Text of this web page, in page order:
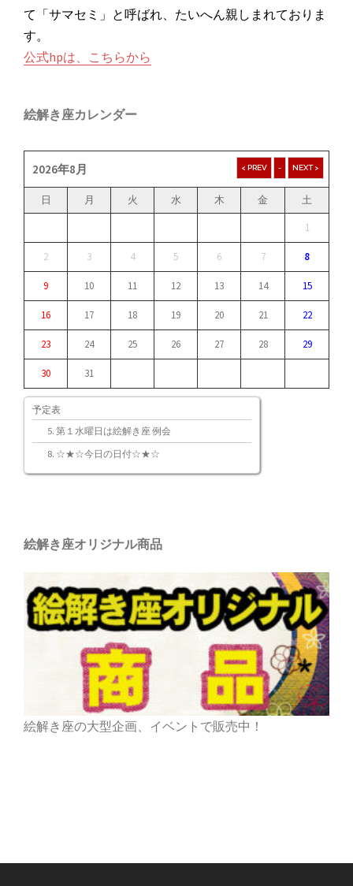
て「サマセミ」と呼ばれ、たいへん親しまれておりま
す。
公式hpは、こちらから
絵解き座カレンダー
2026年8月
日 月 火 水 木 金 土
1
2 3 4 5 6 7 8
9 10 11 12 13 14 15
16 17 18 19 20 21 22
23 24 25 26 27 28 29
30 31
予定表
第１水曜日は絵解き座 例会
☆★☆今日の日付☆★☆
絵解き座オリジナル商品
絵解き座の大型企画、イベントで販売中！